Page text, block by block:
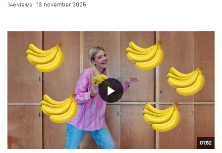
146 views 13. november 2025
01:52